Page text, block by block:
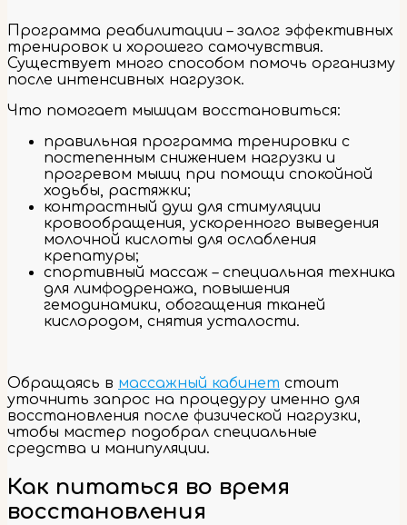
Программа реабилитации – залог эффективных
тренировок и хорошего самочувствия.
Существует много способом помочь организму
после интенсивных нагрузок.
Что помогает мышцам восстановиться:
правильная программа тренировки с
постепенным снижением нагрузки и
прогревом мышц при помощи спокойной
ходьбы, растяжки;
контрастный душ для стимуляции
кровообращения, ускоренного выведения
молочной кислоты для ослабления
крепатуры;
спортивный массаж – специальная техника
для лимфодренажа, повышения
гемодинамики, обогащения тканей
кислородом, снятия усталости.
Обращаясь в массажный кабинет стоит
уточнить запрос на процедуру именно для
восстановления после физической нагрузки,
чтобы мастер подобрал специальные
средства и манипуляции.
Как питаться во время
восстановления